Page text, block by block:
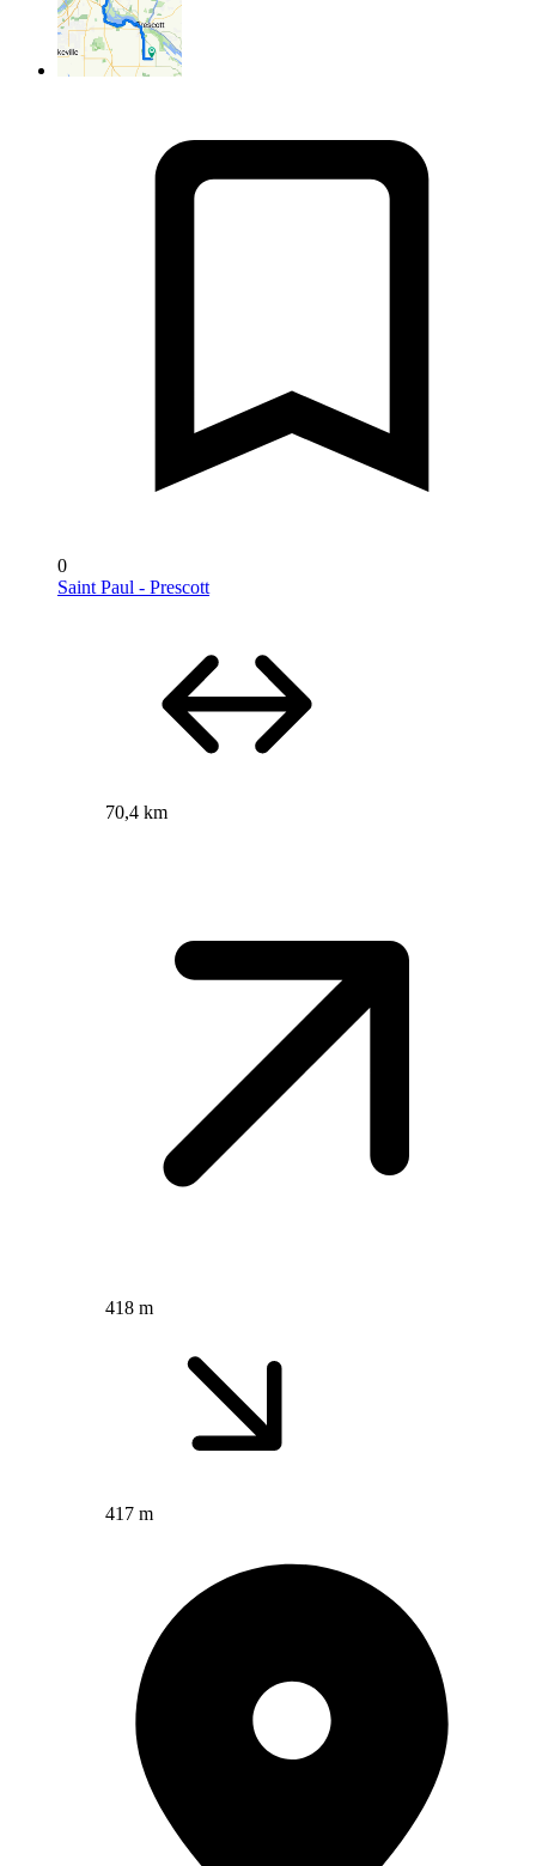
0
Saint Paul - Prescott
70,4 km
418 m
417 m